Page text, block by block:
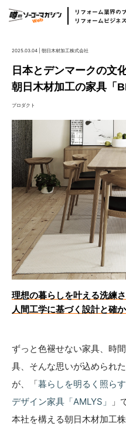
リフォーム業界の
リフォームビジネ
2025.03.04 | 朝日木材加工株式会社
日本とデンマークの文
朝日木材加工の家具「
プロダクト
理想の暮らしを叶える洗練
人間工学に基づく設計と確
ずっと色褪せない家具、時
具、そんな思いが込められ
が、「暮らしを明るく照ら
デザイン家具「AMLYS」
」
本社を構える朝日木材加工株